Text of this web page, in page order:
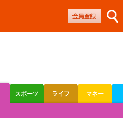
スポーツ ライフ マネー
ース